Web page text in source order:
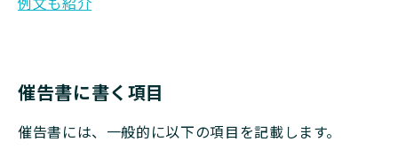
催告書に書く項目
催告書には、一般的に以下の項目を記載します。